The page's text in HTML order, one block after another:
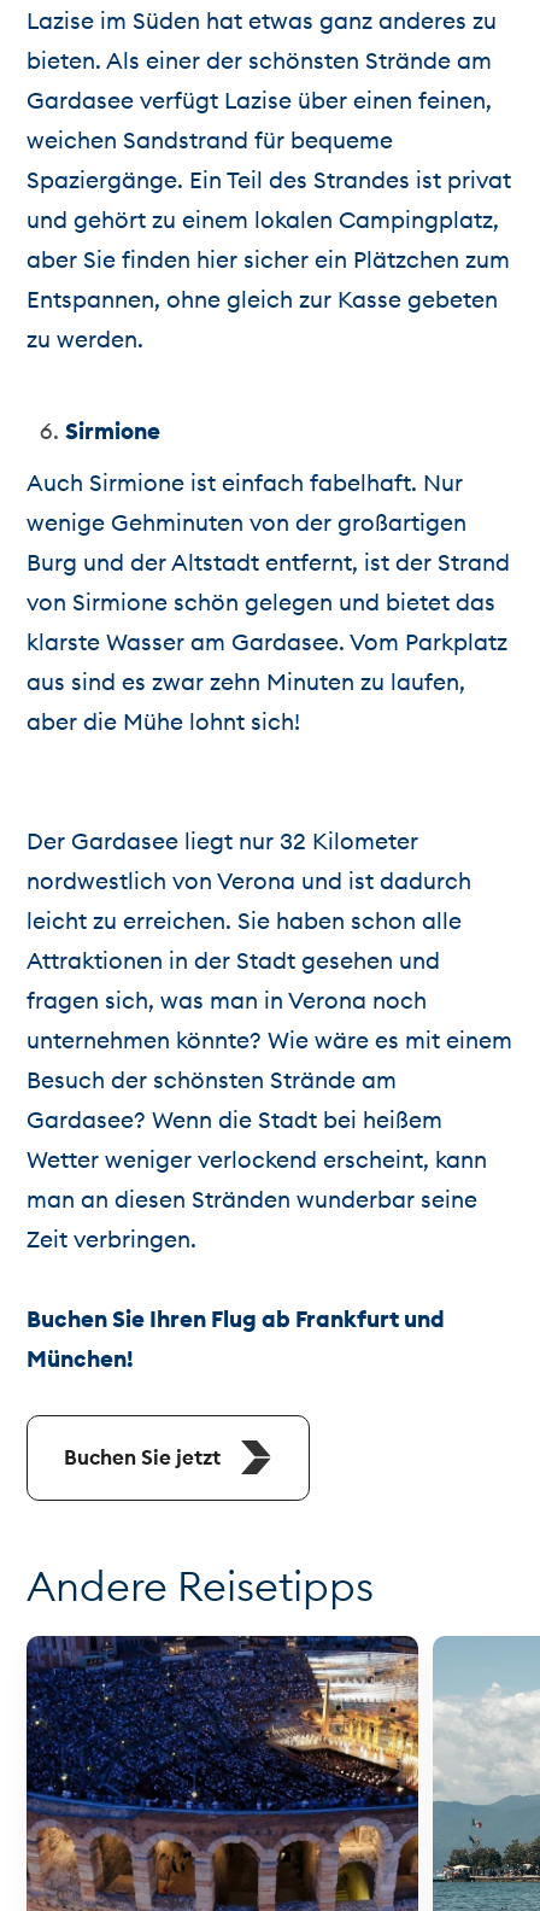
Lazise im Süden hat etwas ganz anderes zu
bieten. Als einer der schönsten Strände am
Gardasee verfügt Lazise über einen feinen,
weichen Sandstrand für bequeme
Spaziergänge. Ein Teil des Strandes ist privat
und gehört zu einem lokalen Campingplatz,
aber Sie finden hier sicher ein Plätzchen zum
Entspannen, ohne gleich zur Kasse gebeten
zu werden.
Sirmione
Auch Sirmione ist einfach fabelhaft. Nur
wenige Gehminuten von der großartigen
Burg und der Altstadt entfernt, ist der Strand
von Sirmione schön gelegen und bietet das
klarste Wasser am Gardasee. Vom Parkplatz
aus sind es zwar zehn Minuten zu laufen,
aber die Mühe lohnt sich!
Der Gardasee liegt nur 32 Kilometer
nordwestlich von Verona und ist dadurch
leicht zu erreichen. Sie haben schon alle
Attraktionen in der Stadt gesehen und
fragen sich, was man in Verona noch
unternehmen könnte? Wie wäre es mit einem
Besuch der schönsten Strände am
Gardasee? Wenn die Stadt bei heißem
Wetter weniger verlockend erscheint, kann
man an diesen Stränden wunderbar seine
Zeit verbringen.
Buchen Sie Ihren Flug ab Frankfurt und
München!
Buchen Sie jetzt
Andere Reisetipps